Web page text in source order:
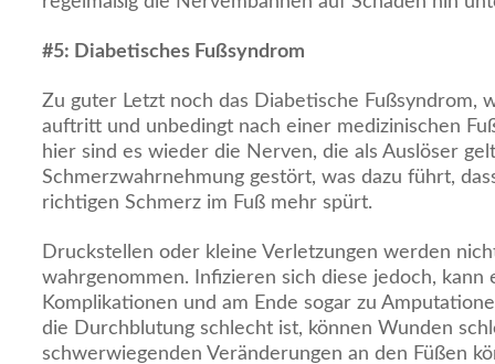
#5: Diabetisches Fußsyndrom
Zu guter Letzt noch das Diabetische Fußsyndrom,
auftritt und unbedingt nach einer medizinischen
hier sind es wieder die Nerven, die als Auslöser
Schmerzwahrnehmung gestört, was dazu führt,
richtigen Schmerz im Fuß mehr spürt.
Druckstellen oder kleine Verletzungen werden
wahrgenommen. Infizieren sich diese jedoch, kann
Komplikationen und am Ende sogar zu
die Durchblutung schlecht ist, können Wunden
schwerwiegenden Veränderungen an den Füßen